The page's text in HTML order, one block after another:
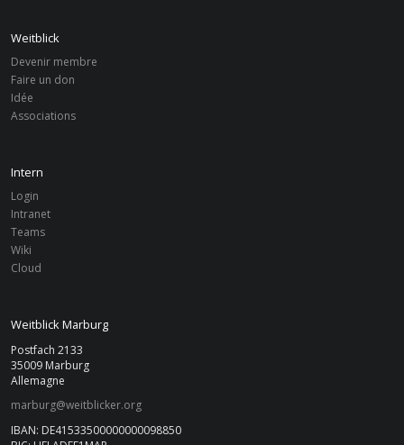
Weitblick
Devenir membre
Faire un don
Idée
Associations
Intern
Login
Intranet
Teams
Wiki
Cloud
Weitblick Marburg
Postfach 2133
35009 Marburg
Allemagne
marburg@weitblicker.org
IBAN: DE41533500000000098850